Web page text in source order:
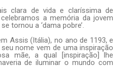
clara de vida e claríssima de
a memória da jovem
tornou a ‘dama pobre’.
Assis (Itália), no ano de 1193, e
nome vem de uma inspiração
mãe, a qual [inspiração] lhe
de iluminar o mundo com